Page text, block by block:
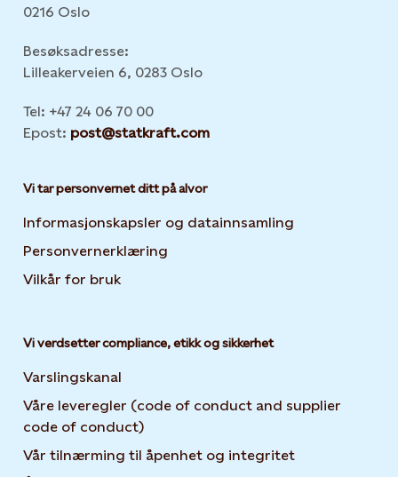
0216 Oslo
Besøksadresse:
Lilleakerveien 6, 0283 Oslo
Tel: +47 24 06 70 00
Epost: post@statkraft.com
Vi tar personvernet ditt på alvor
Informasjonskapsler og datainnsamling
Personvernerklæring
Vilkår for bruk
Vi verdsetter compliance, etikk og sikkerhet
Varslingskanal
Våre leveregler (code of conduct and supplier
code of conduct)
Vår tilnærming til åpenhet og integritet